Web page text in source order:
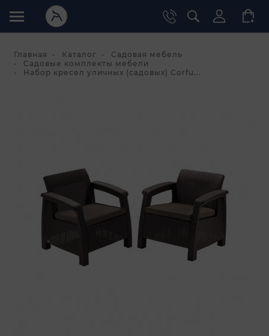
Главная Каталог
Садовая мебель
Садовые комплекты мебели
Набор кресел уличных (садовых) Corfu...